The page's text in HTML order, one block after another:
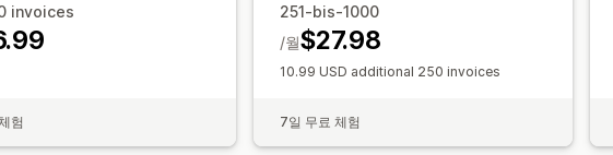
invoices
험
251-bis-1000
$27.98
/월
10.99 USD additional 250 invoices
7일 무료 체험